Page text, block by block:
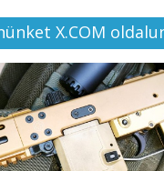
X.COM